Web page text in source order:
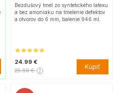
Bezdušový tmel zo syntetického latexu
a bez amoniaku na tmelenie defektov
a otvorov do 6 mm, balenie 946 ml.
24.99 €
25.90 € Kúpiť